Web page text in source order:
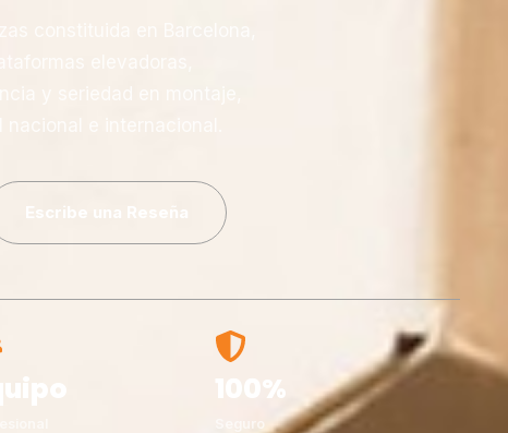
constituida en Barcelona,
elevadoras,
y seriedad en montaje,
e internacional.
Escribe una Reseña
100%
Seguro